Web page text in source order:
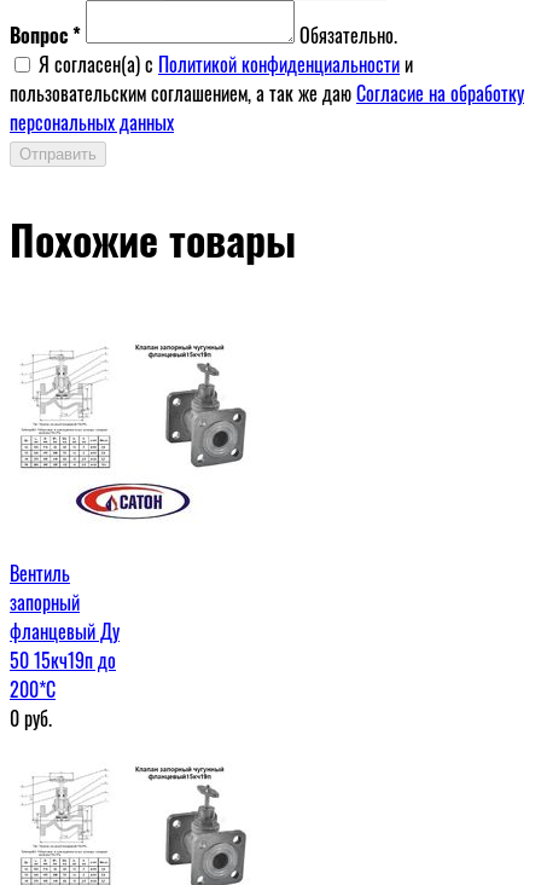
Вопрос *
Обязательно.
Я согласен(a) с Политикой конфиденциальностии
пользовательским соглашением, а так же даюСогласие на обработку
персональных данных
Отправить
Похожие товары
Вентиль
запорный
фланцевый Ду
50 15кч19п до
200*С
0руб.